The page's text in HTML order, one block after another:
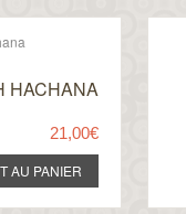
HACHANA
21,00€